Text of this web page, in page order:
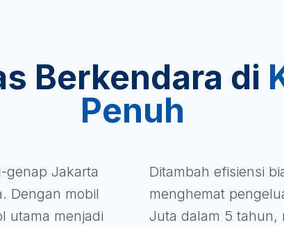
Berkendara di
Penuh
genap Jakarta
Dengan mobil
utama menjadi
Ditambah efisiensi
menghemat
Juta dalam 5 tahun,